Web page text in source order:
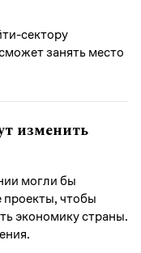
сектору
занять место
изменить
могли бы
проекты, чтобы
экономику страны.